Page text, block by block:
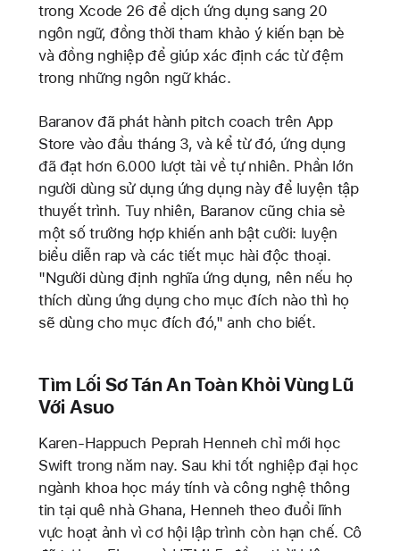
trong Xcode 26 để dịch ứng dụng sang 20
ngôn ngữ, đồng thời tham khảo ý kiến bạn bè
và đồng nghiệp để giúp xác định các từ đệm
trong những ngôn ngữ khác.
Baranov đã phát hành pitch coach trên App
Store vào đầu tháng 3, và kể từ đó, ứng dụng
đã đạt hơn 6.000 lượt tải về tự nhiên. Phần lớn
người dùng sử dụng ứng dụng này để luyện tập
thuyết trình. Tuy nhiên, Baranov cũng chia sẻ
một số trường hợp khiến anh bật cười: luyện
biểu diễn rap và các tiết mục hài độc thoại.
"Người dùng định nghĩa ứng dụng, nên nếu họ
thích dùng ứng dụng cho mục đích nào thì họ
sẽ dùng cho mục đích đó," anh cho biết.
Tìm Lối Sơ Tán An Toàn Khỏi Vùng Lũ
Với Asuo
Karen-Happuch Peprah Henneh chỉ mới học
Swift trong năm nay. Sau khi tốt nghiệp đại học
ngành khoa học máy tính và công nghệ thông
tin tại quê nhà Ghana, Henneh theo đuổi lĩnh
vực hoạt ảnh vì cơ hội lập trình còn hạn chế. Cô